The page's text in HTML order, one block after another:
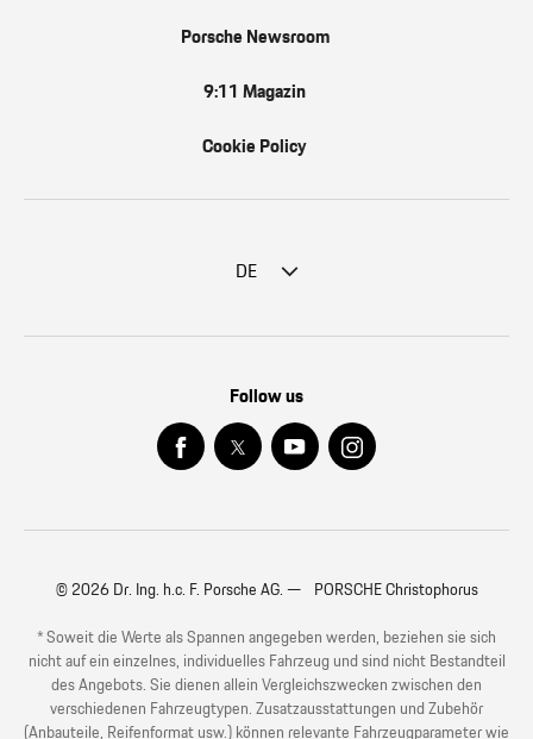
Porsche Newsroom
9:11 Magazin
Cookie Policy
DE
Follow us
© 2026 Dr. Ing. h.c. F. Porsche AG. — PORSCHE Christophorus
* Soweit die Werte als Spannen angegeben werden, beziehen sie sich
nicht auf ein einzelnes, individuelles Fahrzeug und sind nicht Bestandteil
des Angebots. Sie dienen allein Vergleichszwecken zwischen den
verschiedenen Fahrzeugtypen. Zusatzausstattungen und Zubehör
(Anbauteile, Reifenformat usw.) können relevante Fahrzeugparameter wie